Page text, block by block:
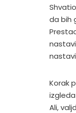
da bih
Korak
Ali,